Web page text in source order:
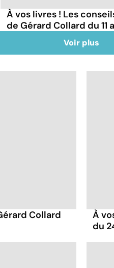
À vos livres ! Les
de Gérard Collard du 11
Voir plus
Collard
À
du